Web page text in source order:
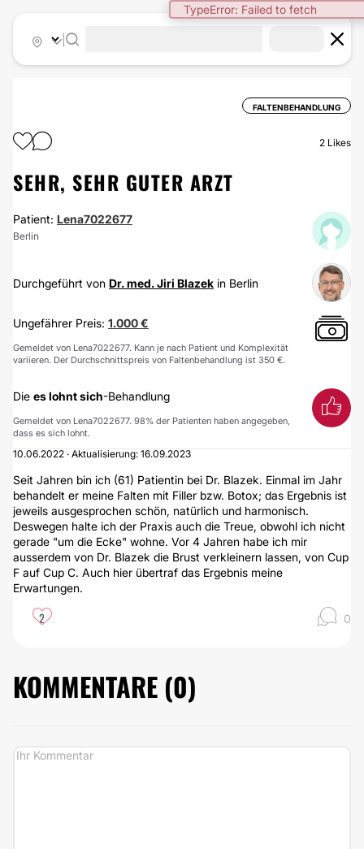
TypeError: Failed to fetch
FALTENBEHANDLUNG
2 Likes
SEHR, SEHR GUTER ARZT
Patient: Lena7022677
Berlin
Durchgeführt von Dr. med. Jiri Blazek in Berlin
Ungefährer Preis: 1.000 €
Gemeldet von Lena7022677. Kann je nach Patient und Komplexität
variieren. Der Durchschnittspreis von Faltenbehandlung ist 350 €.
Die es lohnt sich-Behandlung
Gemeldet von Lena7022677. 98% der Patienten haben angegeben,
dass es sich lohnt.
10.06.2022 · Aktualisierung: 16.09.2023
Seit Jahren bin ich (61) Patientin bei Dr. Blazek. Einmal im Jahr
behandelt er meine Falten mit Filler bzw. Botox; das Ergebnis ist
jeweils ausgesprochen schön, natürlich und harmonisch.
Deswegen halte ich der Praxis auch die Treue, obwohl ich nicht
gerade "um die Ecke" wohne. Vor 4 Jahren habe ich mir
ausserdem von Dr. Blazek die Brust verkleinern lassen, von Cup
F auf Cup C. Auch hier übertraf das Ergebnis meine
Erwartungen.
2 0
KOMMENTARE (0)